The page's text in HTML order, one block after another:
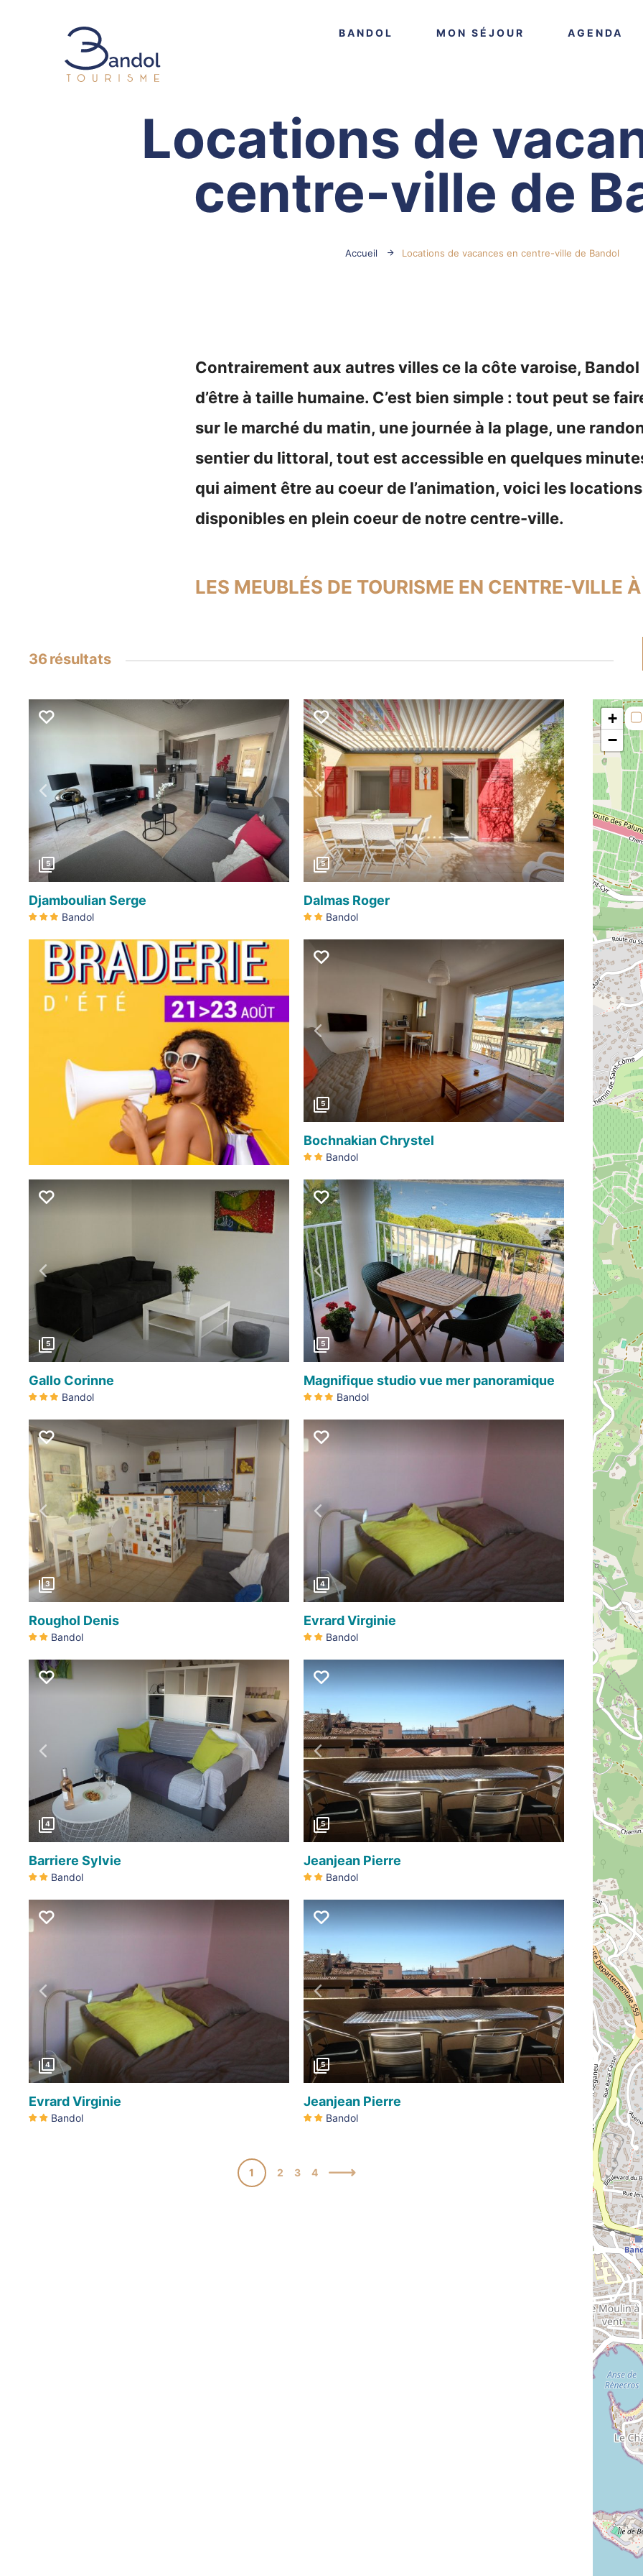
BANDOL VOIR PLUSMON SÉJOUR VOIR PLUSAGENDA
Locations de
centre-ville de
Accueil Locations de vacances en centre-ville de Bandol
Contrairement aux autres villes ce la côte varoise, Bandol
d’être à taille humaine. C’est bien simple : tout peut se
sur le marché du matin, une journée à la plage, une
sentier du littoral, tout est accessible en quelques
qui aiment être au coeur de l’animation, voici les
disponibles en plein coeur de notre centre-ville.
LES MEUBLÉS DE TOURISME EN CENTRE-VILLE
36 résultats
+
−
Précédent
5
Djamboulian Serge
Bandol
Précédent
5
Dalmas Roger
Bandol
Précédent
5
Bochnakian Chrystel
Bandol
Précédent
5
Gallo Corinne
Bandol
Précédent
5
Magnifique studio vue mer panoramique
Bandol
Précédent
3
Roughol Denis
Bandol
Précédent
4
Evrard Virginie
Bandol
Précédent
4
Barriere Sylvie
Bandol
Précédent
5
Jeanjean Pierre
Bandol
Précédent
4
Evrard Virginie
Bandol
Précédent
5
Jeanjean Pierre
Bandol
1 2 3 4